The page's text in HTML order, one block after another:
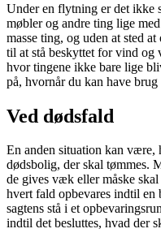
Under en flytning er det ikke
møbler og andre ting lige
masse ting, og uden at sted
til at stå beskyttet for vind og
hvor tingene ikke bare lige
på, hvornår du kan have
Ved dødsfald
En anden situation kan være,
dødsbolig, der skal tømmes.
de gives væk eller måske
hvert fald opbevares indtil
sagtens stå i et
indtil det besluttes, hvad der